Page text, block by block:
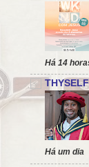
Há 14
Há um dia